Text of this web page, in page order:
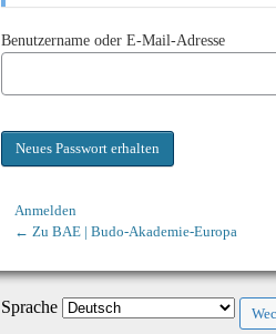
Benutzername oder E-Mail-Adresse
Anmelden
← Zu BAE | Budo-Akademie-Europa
Sprache